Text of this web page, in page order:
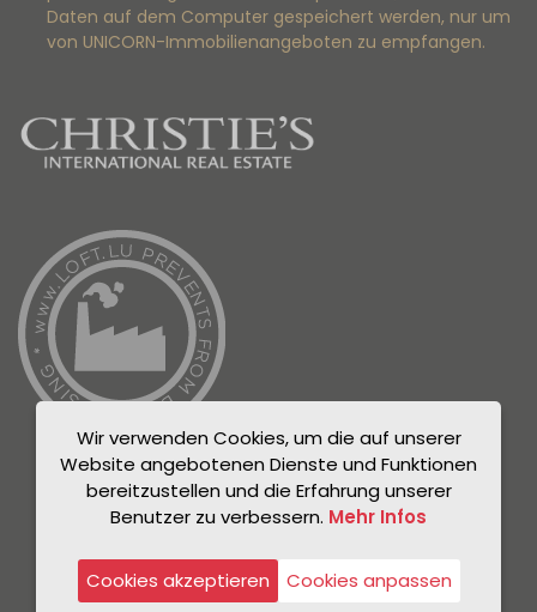
Daten auf dem Computer gespeichert werden, nur um
von UNICORN-Immobilienangeboten zu empfangen.
Datenschutzrichtlinie
Rechtlicher Hinweis
Wir verwenden Cookies, um die auf unserer
Website angebotenen Dienste und Funktionen
bereitzustellen und die Erfahrung unserer
Benutzer zu verbessern. Mehr Infos
Cookies akzeptieren Cookies anpassen